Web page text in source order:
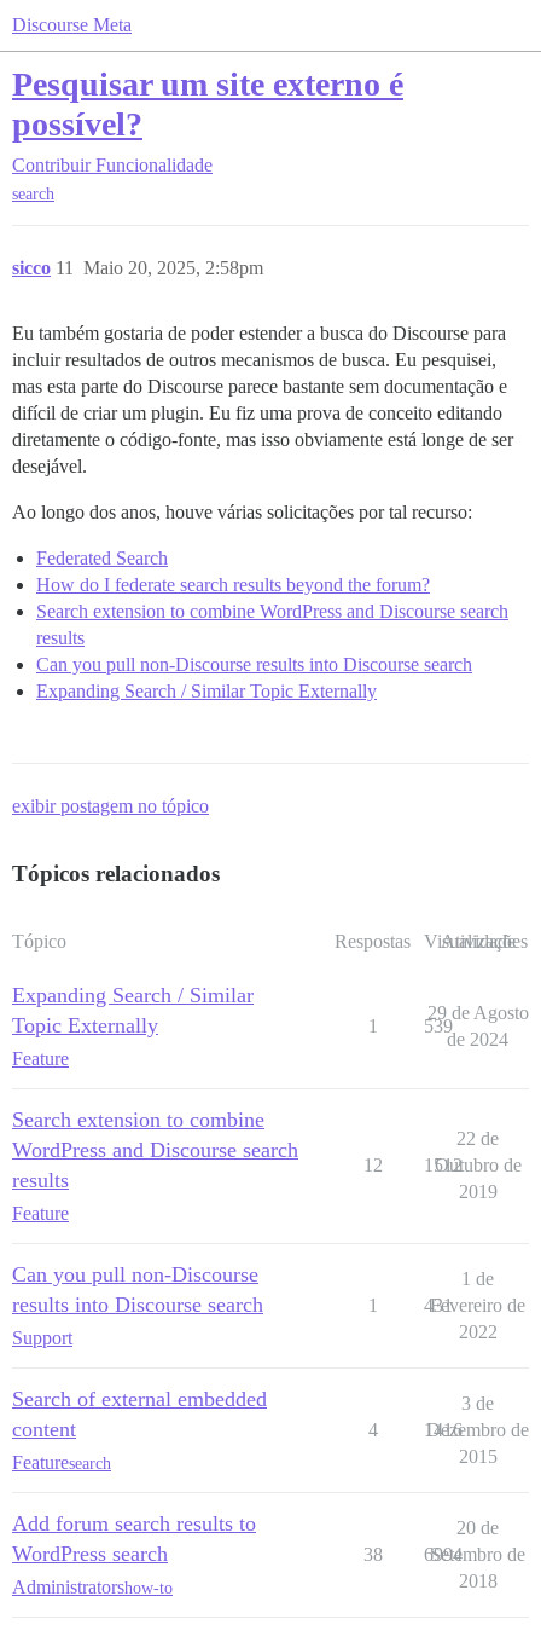
Discourse Meta
Pesquisar um site externo é
possível?
Contribuir Funcionalidade
search
sicco Maio 20, 2025, 2:58pm
11
Eu também gostaria de poder estender a busca do Discourse para
incluir resultados de outros mecanismos de busca. Eu pesquisei,
mas esta parte do Discourse parece bastante sem documentação e
difícil de criar um plugin. Eu fiz uma prova de conceito editando
diretamente o código-fonte, mas isso obviamente está longe de ser
desejável.
Ao longo dos anos, houve várias solicitações por tal recurso:
Federated Search
How do I federate search results beyond the forum?
Search extension to combine WordPress and Discourse search
results
Can you pull non-Discourse results into Discourse search
Expanding Search / Similar Topic Externally
exibir postagem no tópico
Tópicos relacionados
Tópico Respostas Visualizações
Atividade
Expanding Search / Similar
Topic Externally
Feature
1 539
29 de Agosto
de 2024
Search extension to combine
WordPress and Discourse search
results
Feature
12 1512
22 de
Outubro de
2019
Can you pull non-Discourse
results into Discourse search
Support
1 431
1 de
Fevereiro de
2022
Search of external embedded
content
Featuresearch
4 1416
3 de
Dezembro de
2015
Add forum search results to
WordPress search
Administratorshow-to
38 6994
20 de
Setembro de
2018